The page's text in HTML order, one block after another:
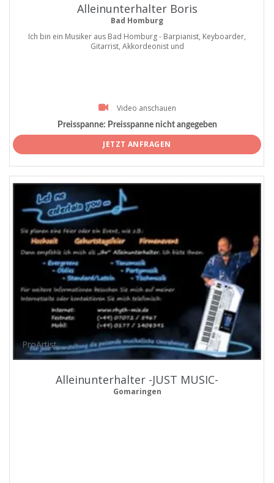
Alleinunterhalter Boris
Bad Homburg
Ich bin ein Musiker aus Bad Homburg - Barpianist, Keyboarder,
Gitarrist, Akkordeonist und
Video anschauen
Preisspanne: Preisspanne nicht angegeben
JETZT ANFRAGEN
ProArtist
Alleinunterhalter -JUST MUSIC-
Gomaringen